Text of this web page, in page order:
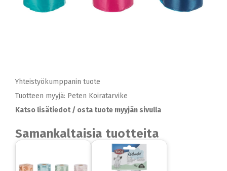
Yhteistyökumppanin tuote
Tuotteen myyjä: Peten Koiratarvike
Katso lisätiedot / osta tuote myyjän sivulla
Samankaltaisia tuotteita